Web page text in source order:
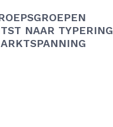
NAAR TYPERING